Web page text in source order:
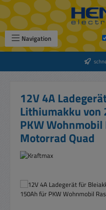
Zum Hauptinhalt springen
Navigation
12V 4A
Lithiumakku von
PKW
Motorrad Quad
Bildergalerie überspringen